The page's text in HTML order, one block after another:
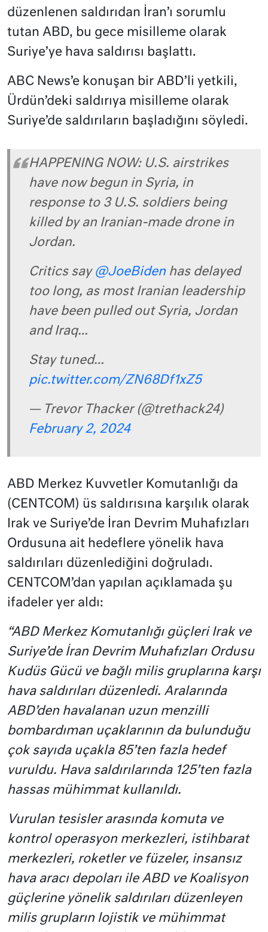
düzenlenen saldırıdan İran’ı sorumlu
tutan ABD, bu gece misilleme olarak
Suriye’ye hava saldırısı başlattı.
ABC News’e konuşan bir ABD’li yetkili,
Ürdün’deki saldırıya misilleme olarak
Suriye’de saldırıların başladığını söyledi.
HAPPENING NOW: U.S. airstrikes
have now begun in Syria, in
response to 3 U.S. soldiers being
killed by an Iranian-made drone in
Jordan.
Critics say @JoeBiden has delayed
too long, as most Iranian leadership
have been pulled out Syria, Jordan
and Iraq…
Stay tuned…
pic.twitter.com/ZN68Df1xZ5
— Trevor Thacker (@trethack24)
February 2, 2024
ABD Merkez Kuvvetler Komutanlığı da
(CENTCOM) üs saldırısına karşılık olarak
Irak ve Suriye’de İran Devrim Muhafızları
Ordusuna ait hedeflere yönelik hava
saldırıları düzenlediğini doğruladı.
CENTCOM’dan yapılan açıklamada şu
ifadeler yer aldı:
“ABD Merkez Komutanlığı güçleri Irak ve
Suriye’de İran Devrim Muhafızları Ordusu
Kudüs Gücü ve bağlı milis gruplarına karşı
hava saldırıları düzenledi. Aralarında
ABD’den havalanan uzun menzilli
bombardıman uçaklarının da bulunduğu
çok sayıda uçakla 85’ten fazla hedef
vuruldu. Hava saldırılarında 125’ten fazla
hassas mühimmat kullanıldı.
Vurulan tesisler arasında komuta ve
kontrol operasyon merkezleri, istihbarat
merkezleri, roketler ve füzeler, insansız
hava aracı depoları ile ABD ve Koalisyon
güçlerine yönelik saldırıları düzenleyen
milis grupların lojistik ve mühimmat